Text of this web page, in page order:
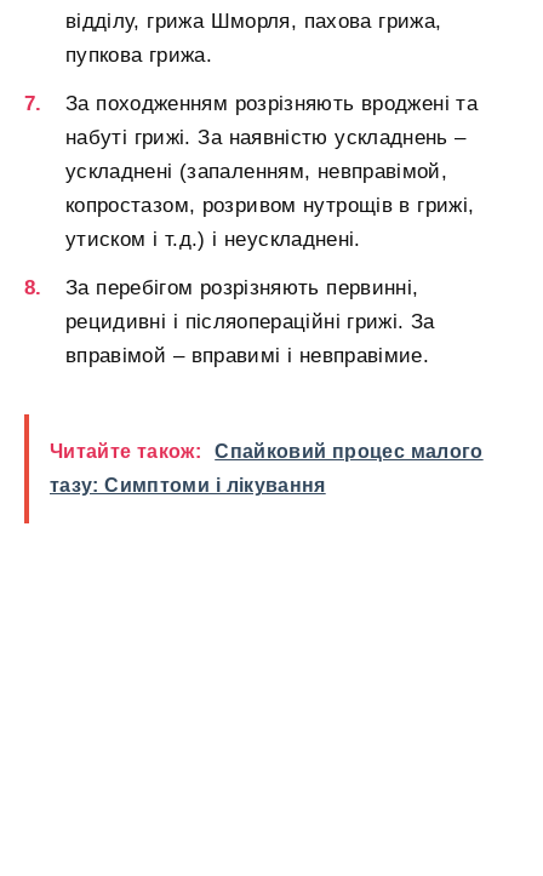
відділу, грижа Шморля, пахова грижа,
пупкова грижа.
За походженням розрізняють вроджені та
набуті грижі. За наявністю ускладнень –
ускладнені (запаленням, невправімой,
копростазом, розривом нутрощів в грижі,
утиском і т.д.) і неускладнені.
За перебігом розрізняють первинні,
рецидивні і післяопераційні грижі. За
вправімой – вправимі і невправімие.
Читайте також:
Спайковий процес малого
тазу: Симптоми і лікування